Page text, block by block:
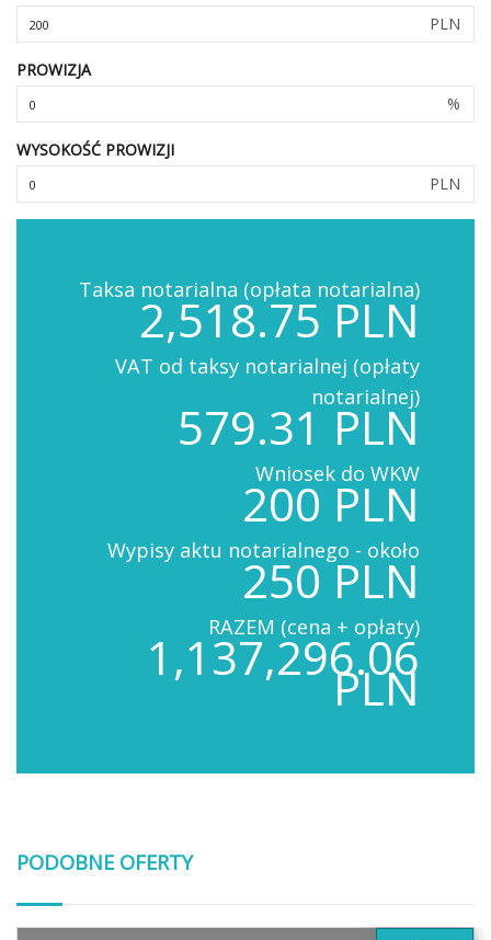
PLN
PROWIZJA
%
WYSOKOŚĆ PROWIZJI
PLN
Taksa notarialna (opłata notarialna)
2,518.75 PLN
VAT od taksy notarialnej (opłaty
notarialnej)
579.31 PLN
Wniosek do WKW
200 PLN
Wypisy aktu notarialnego - około
250 PLN
RAZEM (cena + opłaty)
1,137,296.06
PLN
PODOBNE OFERTY